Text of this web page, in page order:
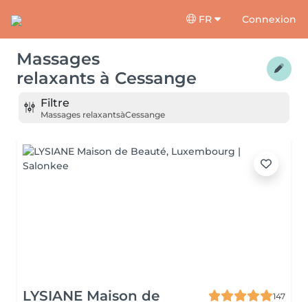
FR Connexion
Massages
relaxants à Cessange
Filtre
Massages relaxantsàCessange
LYSIANE Maison de
147